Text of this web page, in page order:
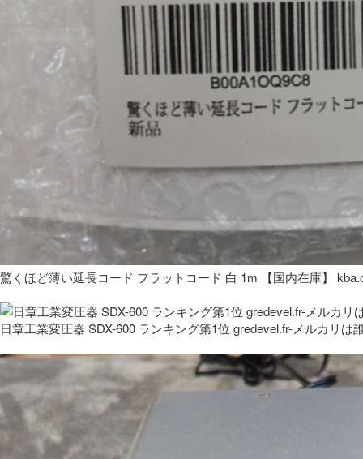
驚くほど薄い延長コード フラットコード 白 1m 【国内在庫】
日章工業変圧器 SDX-600 ランキング第1位 gredevel.fr-メルカリは